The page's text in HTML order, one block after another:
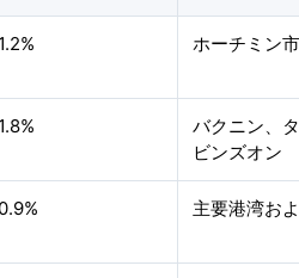
ホーチミン
バクニン、
ビンズオン
主要港湾お